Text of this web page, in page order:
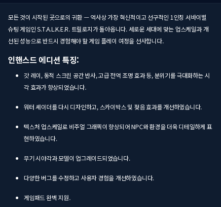
모든 것이 시작된 곳으로의 귀환 — 역사상 가장 혁신적이고 선구적인 1인칭 서바이벌
슈팅 게임인 S.T.A.L.K.E.R. 트릴로지가 돌아옵니다. 세로운 세대에 맞는 업스케일과 개
선된 성능으로 반드시 경험해야 할 게임 플레이 여정을 선사합니다.
인핸스드 에디션 특징:
갓 레이, 동적 스크린 공간 반사, 고급 전역 조명 효과 등, 분위기를 극대화하는 시
각 효과가 향상되었습니다.
워터 셰이더를 다시 디자인하고, 스카이박스 및 젖음 효과를 개선하였습니다.
텍스처 업스케일로 비주얼 그래픽이 향상되어 NPC와 환경을 더욱 디테일하게 표
현하였습니다.
무기 시야각과 모델이 업그레이드되었습니다.
다양한 버그를 수정하고 사용자 경험을 개선하였습니다.
게임패드 완벽 지원.